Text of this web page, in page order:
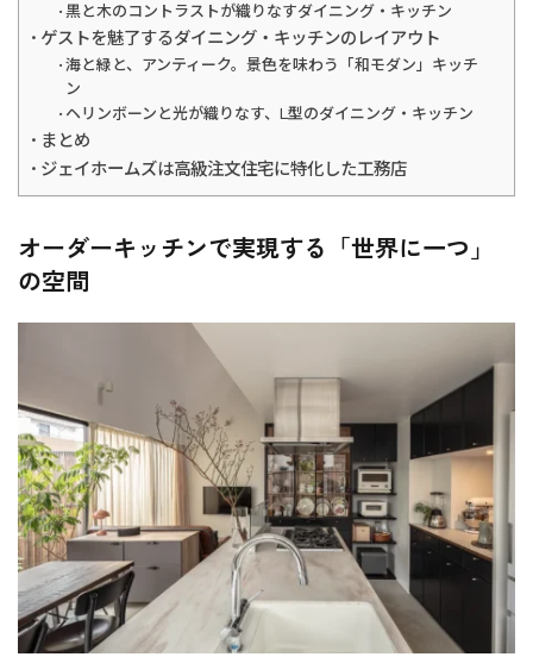
黒と木のコントラストが織りなすダイニング・キッチン
ゲストを魅了するダイニング・キッチンのレイアウト
海と緑と、アンティーク。景色を味わう「和モダン」キッチ
ン
ヘリンボーンと光が織りなす、L型のダイニング・キッチン
まとめ
ジェイホームズは高級注文住宅に特化した工務店
オーダーキッチンで実現する「世界に一つ」
の空間